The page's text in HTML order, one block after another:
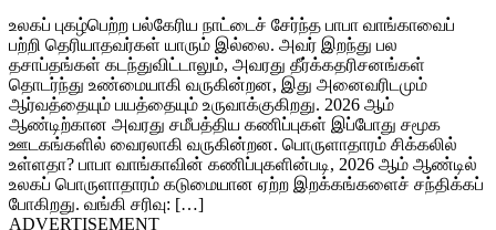
உலகப் புகழ்பெற்ற பல்கேரிய நாட்டைச் சேர்ந்த பாபா வாங்காவைப்
பற்றி தெரியாதவர்கள் யாரும் இல்லை. அவர் இறந்து பல
தசாப்தங்கள் கடந்துவிட்டாலும், அவரது தீர்க்கதரிசனங்கள்
தொடர்ந்து உண்மையாகி வருகின்றன, இது அனைவரிடமும்
ஆர்வத்தையும் பயத்தையும் உருவாக்குகிறது. 2026 ஆம்
ஆண்டிற்கான அவரது சமீபத்திய கணிப்புகள் இப்போது சமூக
ஊடகங்களில் வைரலாகி வருகின்றன. பொருளாதாரம் சிக்கலில்
உள்ளதா? பாபா வாங்காவின் கணிப்புகளின்படி, 2026 ஆம் ஆண்டில்
உலகப் பொருளாதாரம் கடுமையான ஏற்ற இறக்கங்களைச் சந்திக்கப்
போகிறது. வங்கி சரிவு: […]
ADVERTISEMENT